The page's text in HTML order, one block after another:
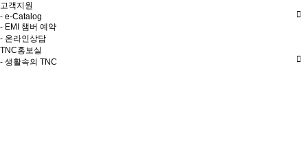
고객지원
- e-Catalog
- EMI 챔버 예약
- 온라인상담
TNC홍보실
- 생활속의 TNC